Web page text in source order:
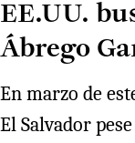
EE.UU.
Ábrego
En marzo de
El Salvador